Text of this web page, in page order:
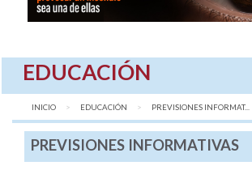
EDUCACIÓN
INICIO EDUCACIÓN AQUÍ:
PREVISIONES INFORMAT...
PREVISIONES INFORMATIVAS